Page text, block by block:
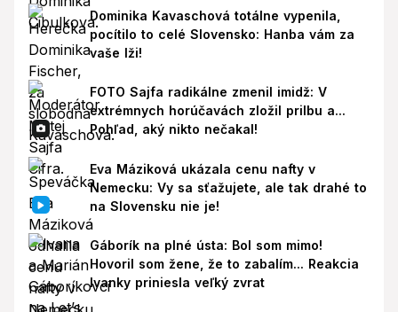
Dominika Kavaschová totálne vypenila,
pocítilo to celé Slovensko: Hanba vám za
vaše lži!
FOTO Sajfa radikálne zmenil imidž: V
extrémnych horúčavách zložil prilbu a...
Pohľad, aký nikto nečakal!
Eva Máziková ukázala cenu nafty v
Nemecku: Vy sa sťažujete, ale tak drahé to
na Slovensku nie je!
Gáborík na plné ústa: Bol som mimo!
Hovoril som žene, že to zabalím... Reakcia
Ivanky priniesla veľký zvrat